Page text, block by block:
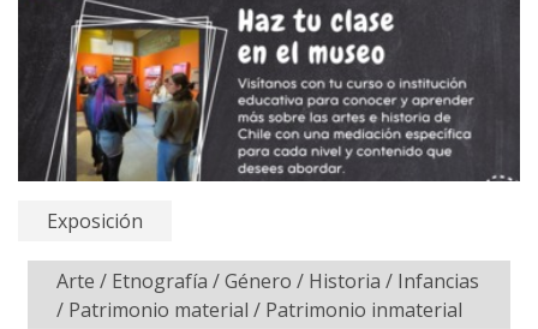
Exposición
Arte / Etnografía /Género / Historia / Infancias
/ Patrimonio material / Patrimonio inmaterial